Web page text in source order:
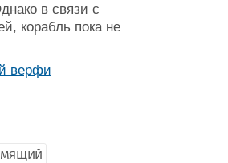
в связи с
корабль пока не